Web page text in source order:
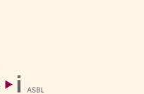
Informationen